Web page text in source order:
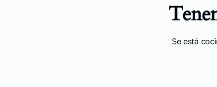
Se está